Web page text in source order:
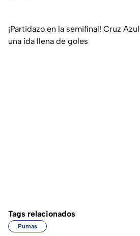
¡Partidazo en la semifinal! Cruz
una ida llena de goles
Tags relacionados
Pumas